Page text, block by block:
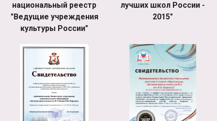
национальный реестр
"Ведущие учреждения
культуры России"
лучших школ России -
2015"